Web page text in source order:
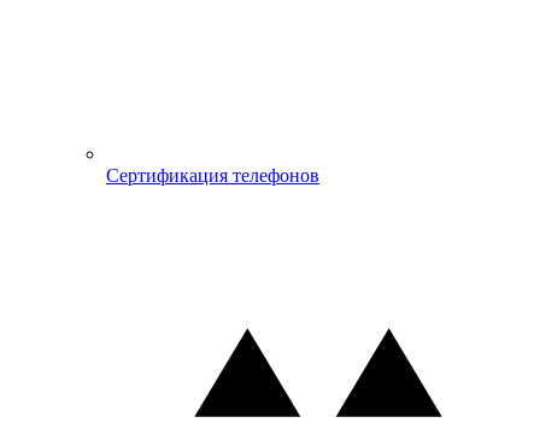
Сертификация телефонов